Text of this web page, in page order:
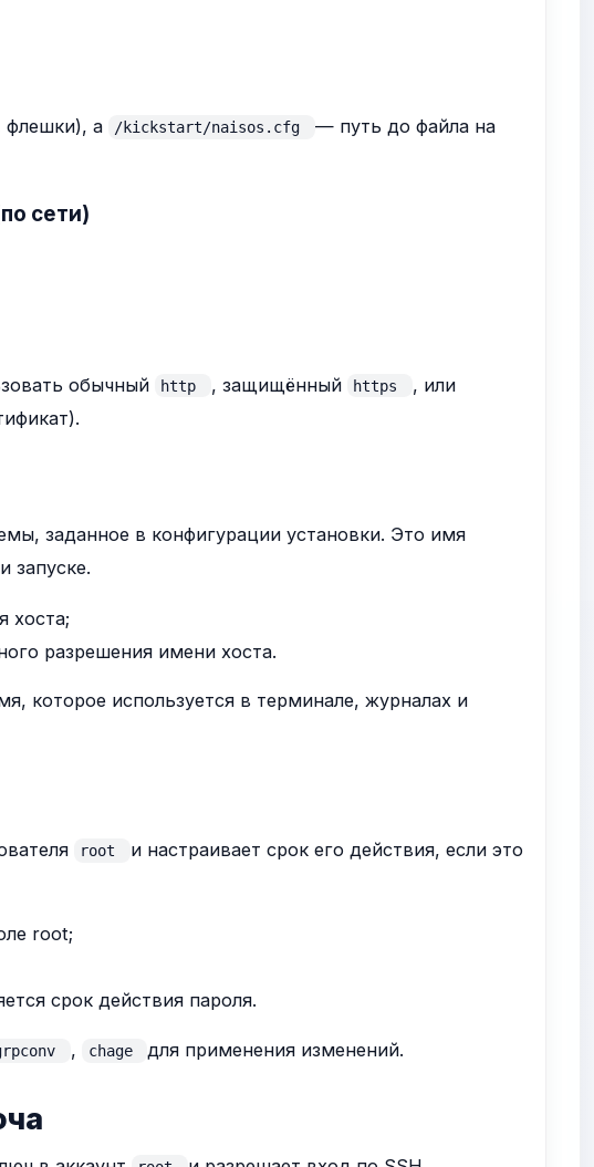
флешки), а /kickstart/naisos.cfg
— путь до файла на
сети)
обычный http , защищённый https , или
заданное в конфигурации установки. Это имя
запуске.
хоста;
разрешения имени хоста.
которое используется в терминале, журналах и
root
и настраивает срок его действия, если это
root;
срок действия пароля.
, chage для применения изменений.